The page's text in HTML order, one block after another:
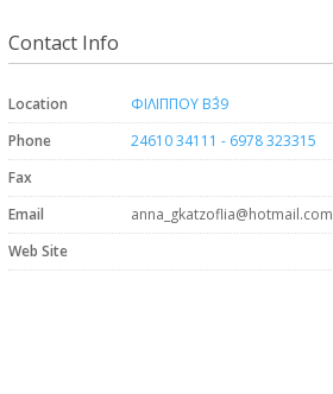
Contact Info
Location
ΦΙΛΙΠΠΟΥ Β΄39
Phone
24610 34111 - 6978 323315
Fax
Email
anna_gkatzoflia@hotmail.com
Web Site